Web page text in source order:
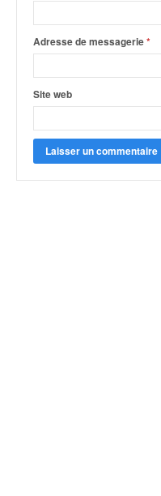
Adresse de messagerie*
Site web